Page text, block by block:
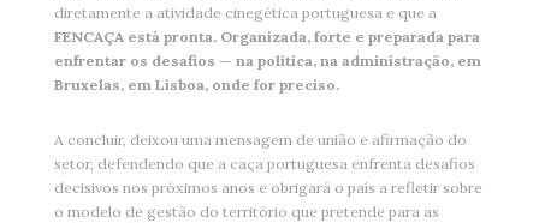
diretamente a atividade cinegética portuguesa e que a
FENCAÇA está pronta. Organizada, forte e preparada para
enfrentar os desafios — na política, na administração, em
Bruxelas, em Lisboa, onde for preciso.
A concluir, deixou uma mensagem de união e afirmação do
setor, defendendo que a caça portuguesa enfrenta desafios
decisivos nos próximos anos e obrigará o país a refletir sobre
o modelo de gestão do território que pretende para as